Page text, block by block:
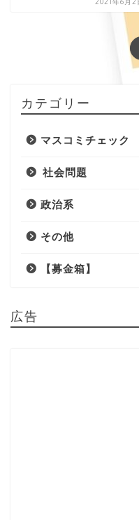
カテゴリー
マスコミチェック
社会問題
政治系
その他
【募金箱】
広告